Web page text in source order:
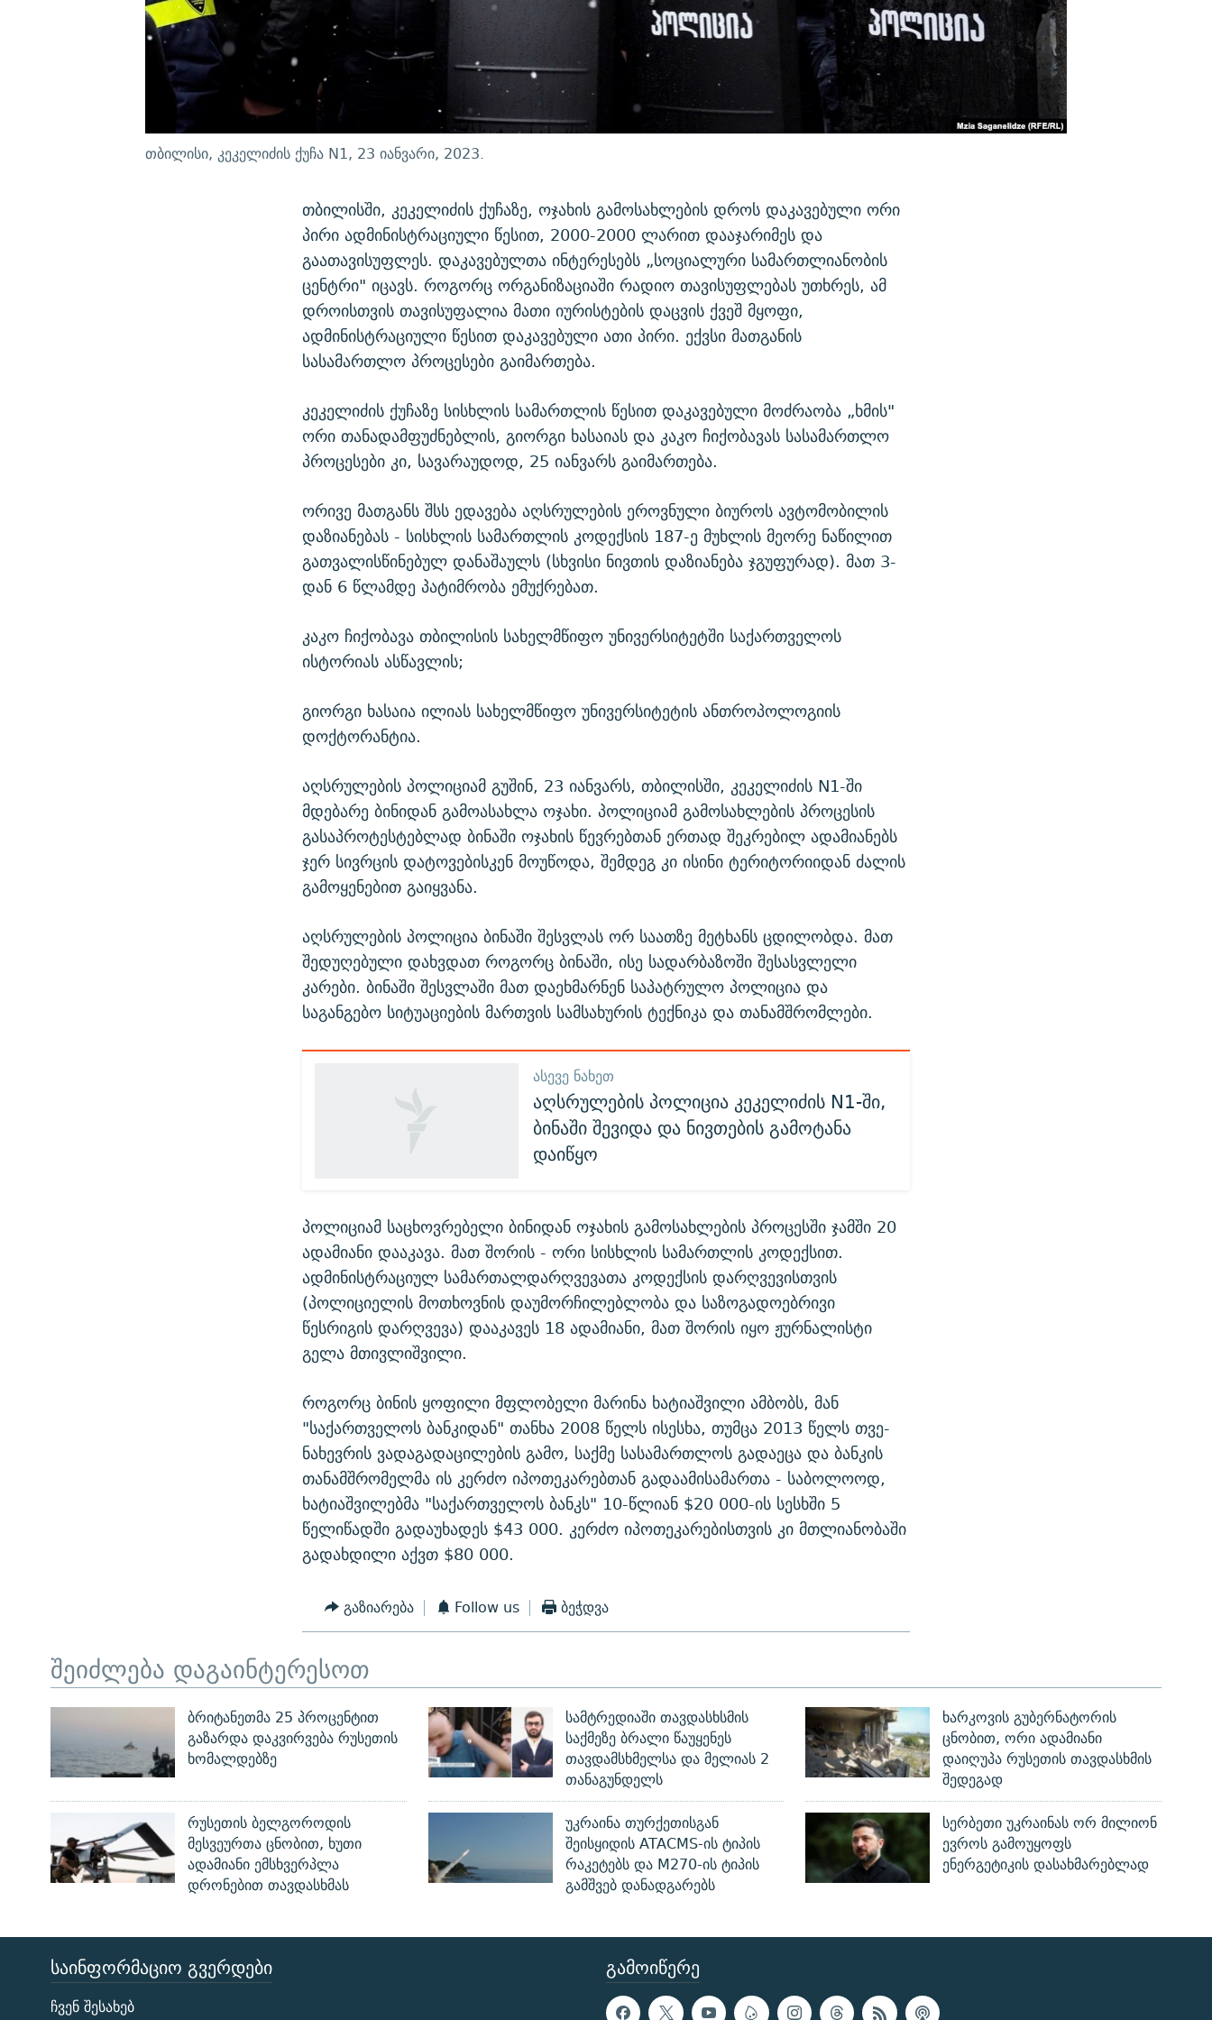
ЭХО КАВКАЗА
თბილისი, კეკელიძის ქუჩა N1, 23 იანვარი, 2023.
თბილისში, კეკელიძის ქუჩაზე, ოჯახის გამოსახლების დროს დაკავებული ორი
პირი ადმინისტრაციული წესით, 2000-2000 ლარით დააჯარიმეს და
გაათავისუფლეს. დაკავებულთა ინტერესებს „სოციალური სამართლიანობის
ცენტრი" იცავს. როგორც ორგანიზაციაში რადიო თავისუფლებას უთხრეს, ამ
დროისთვის თავისუფალია მათი იურისტების დაცვის ქვეშ მყოფი,
ადმინისტრაციული წესით დაკავებული ათი პირი. ექვსი მათგანის
სასამართლო პროცესები გაიმართება.
კეკელიძის ქუჩაზე სისხლის სამართლის წესით დაკავებული მოძრაობა „ხმის"
ორი თანადამფუძნებლის, გიორგი ხასაიას და კაკო ჩიქობავას სასამართლო
პროცესები კი, სავარაუდოდ, 25 იანვარს გაიმართება.
ორივე მათგანს შსს ედავება აღსრულების ეროვნული ბიუროს ავტომობილის
დაზიანებას - სისხლის სამართლის კოდექსის 187-ე მუხლის მეორე ნაწილით
გათვალისწინებულ დანაშაულს (სხვისი ნივთის დაზიანება ჯგუფურად). მათ 3-
დან 6 წლამდე პატიმრობა ემუქრებათ.
კაკო ჩიქობავა თბილისის სახელმწიფო უნივერსიტეტში საქართველოს
ისტორიას ასწავლის;
გიორგი ხასაია ილიას სახელმწიფო უნივერსიტეტის ანთროპოლოგიის
დოქტორანტია.
აღსრულების პოლიციამ გუშინ, 23 იანვარს, თბილისში, კეკელიძის N1-ში
მდებარე ბინიდან გამოასახლა ოჯახი. პოლიციამ გამოსახლების პროცესის
გასაპროტესტებლად ბინაში ოჯახის წევრებთან ერთად შეკრებილ ადამიანებს
ჯერ სივრცის დატოვებისკენ მოუწოდა, შემდეგ კი ისინი ტერიტორიიდან ძალის
გამოყენებით გაიყვანა.
აღსრულების პოლიცია ბინაში შესვლას ორ საათზე მეტხანს ცდილობდა. მათ
შედუღებული დახვდათ როგორც ბინაში, ისე სადარბაზოში შესასვლელი
კარები. ბინაში შესვლაში მათ დაეხმარნენ საპატრულო პოლიცია და
საგანგებო სიტუაციების მართვის სამსახურის ტექნიკა და თანამშრომლები.
ᲐᲡᲔᲕᲔ ᲜᲐᲮᲔᲗ
აღსრულების პოლიცია კეკელიძის N1-ში,
ბინაში შევიდა და ნივთების გამოტანა
დაიწყო
პოლიციამ საცხოვრებელი ბინიდან ოჯახის გამოსახლების პროცესში ჯამში 20
ადამიანი დააკავა. მათ შორის - ორი სისხლის სამართლის კოდექსით.
ადმინისტრაციულ სამართალდარღვევათა კოდექსის დარღვევისთვის
(პოლიციელის მოთხოვნის დაუმორჩილებლობა და საზოგადოებრივი
წესრიგის დარღვევა) დააკავეს 18 ადამიანი, მათ შორის იყო ჟურნალისტი
გელა მთივლიშვილი.
როგორც ბინის ყოფილი მფლობელი მარინა ხატიაშვილი ამბობს, მან
"საქართველოს ბანკიდან" თანხა 2008 წელს ისესხა, თუმცა 2013 წელს თვე-
ნახევრის ვადაგადაცილების გამო, საქმე სასამართლოს გადაეცა და ბანკის
თანამშრომელმა ის კერძო იპოთეკარებთან გადაამისამართა - საბოლოოდ,
ხატიაშვილებმა "საქართველოს ბანკს" 10-წლიან $20 000-ის სესხში 5
წელიწადში გადაუხადეს $43 000. კერძო იპოთეკარებისთვის კი მთლიანობაში
გადახდილი აქვთ $80 000.
გაზიარება Follow us ბეჭდვა
შეიძლება დაგაინტერესოთ
ბრიტანეთმა 25 პროცენტით
გაზარდა დაკვირვება რუსეთის
ხომალდებზე
სამტრედიაში თავდასხსმის
საქმეზე ბრალი წაუყენეს
თავდამსხმელსა და მელიას 2
თანაგუნდელს
ხარკოვის გუბერნატორის
ცნობით, ორი ადამიანი
დაიღუპა რუსეთის თავდასხმის
შედეგად
რუსეთის ბელგოროდის
მესვეურთა ცნობით, ხუთი
ადამიანი ემსხვერპლა
დრონებით თავდასხმას
უკრაინა თურქეთისგან
შეისყიდის ATACMS-ის ტიპის
რაკეტებს და M270-ის ტიპის
გამშვებ დანადგარებს
სერბეთი უკრაინას ორ მილიონ
ევროს გამოუყოფს
ენერგეტიკის დასახმარებლად
ᲒᲐᲛᲝᲘᲬᲔᲠᲔ
ᲡᲐᲘᲜᲤᲝᲠᲛᲐᲪᲘᲝ ᲒᲕᲔᲠᲓᲔᲑᲘ
ჩვენ შესახებ